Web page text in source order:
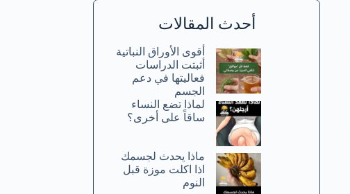
أحدث المقالات
أقوى الأوراق النباتية
أثبتت الدراسات
فعاليتها في دعم
الجسم
لماذا تضع النساء
ساقاً على أخرى؟
ماذا يحدث لجسمك
اذا اكلت موزة قبل
النوم